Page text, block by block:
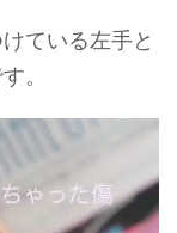
ている左手と
。